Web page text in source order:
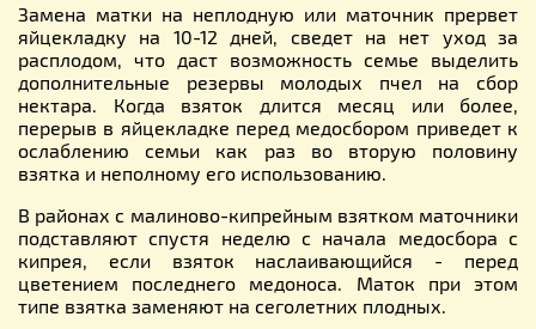
Замена матки на неплодную или маточник прервет
яйцекладку на 10-12 дней, сведет на нет уход за
расплодом, что даст возможность семье выделить
дополнительные резервы молодых пчел на сбор
нектара. Когда взяток длится месяц или более,
перерыв в яйцекладке перед медосбором приведет к
ослаблению семьи как раз во вторую половину
взятка и неполному его использованию.
В районах с мaлиново-кипрейным взятком маточники
подставляют спустя неделю с начала медосбора с
кипрея, если взяток наслаивающийся - перед
цветением последнего медоноса. Маток при этом
типе взятка заменяют на сеголетних плодных.